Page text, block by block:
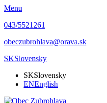
Menu
043/5521261
obeczubrohlava@orava.sk
SKSlovensky
SKSlovensky
ENEnglish